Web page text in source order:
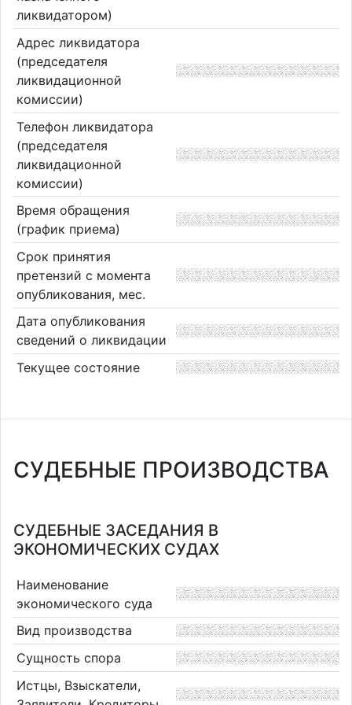
ликвидатором)
Адрес ликвидатора
(председателя
ликвидационной
комиссии)
Телефон ликвидатора
(председателя
ликвидационной
комиссии)
Время обращения
(график приема)
Срок принятия
претензий с момента
опубликования, мес.
Дата опубликования
сведений о ликвидации
Текущее состояние
СУДЕБНЫЕ ПРОИЗВОДСТВА
СУДЕБНЫЕ ЗАСЕДАНИЯ В
ЭКОНОМИЧЕСКИХ СУДАХ
Наименование
экономического суда
Вид производства
Сущность спора
Истцы, Взыскатели,